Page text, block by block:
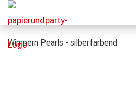
Wimpern Pearls - silberfarbend